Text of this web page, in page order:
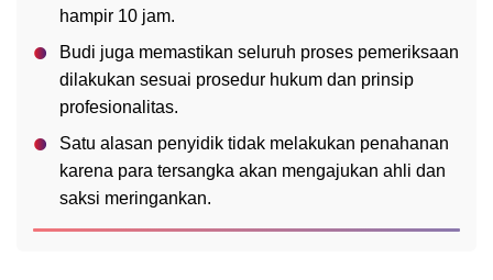
hampir 10 jam.
Budi juga memastikan seluruh proses pemeriksaan
dilakukan sesuai prosedur hukum dan prinsip
profesionalitas.
Satu alasan penyidik tidak melakukan penahanan
karena para tersangka akan mengajukan ahli dan
saksi meringankan.